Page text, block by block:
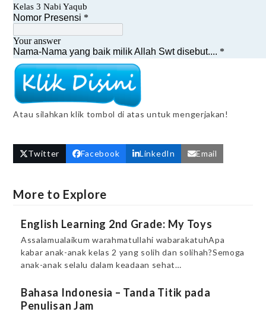
Atau silahkan klik tombol di atas untuk mengerjakan!
Twitter Facebook LinkedIn Email
More to Explore
English Learning 2nd Grade: My Toys
Assalamualaikum warahmatullahi wabarakatuhApa
kabar anak-anak kelas 2 yang solih dan solihah?Semoga
anak-anak selalu dalam keadaan sehat…
Bahasa Indonesia – Tanda Titik pada
Penulisan Jam